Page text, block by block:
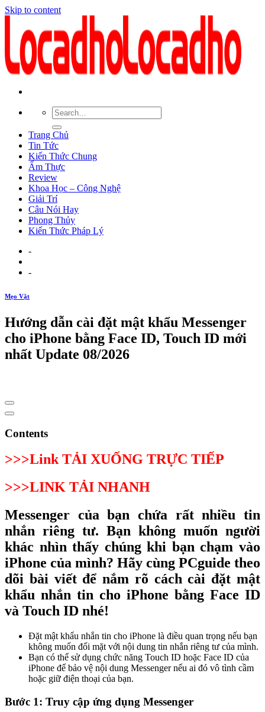
Skip to content
Trang Chủ
Tin Tức
Kiến Thức Chung
Ẩm Thực
Review
Khoa Học – Công Nghệ
Giải Trí
Câu Nói Hay
Phong Thủy
Kiến Thức Pháp Lý
-
-
Mẹo Vặt
Hướng dẫn cài đặt mật khẩu Messenger
cho iPhone bằng Face ID, Touch ID mới
nhất Update 08/2026
Contents
>>>Link TẢI XUỐNG TRỰC TIẾP
>>>LINK TẢI NHANH
Messenger của bạn chứa rất nhiều tin
nhắn riêng tư. Bạn không muốn người
khác nhìn thấy chúng khi bạn chạm vào
iPhone của mình? Hãy cùng PCguide theo
dõi bài viết để nắm rõ cách cài đặt mật
khẩu nhắn tin cho iPhone bằng Face ID
và Touch ID nhé!
Đặt mật khẩu nhắn tin cho iPhone là điều quan trọng nếu bạn
không muốn đối mặt với nội dung tin nhắn riêng tư của mình.
Bạn có thể sử dụng chức năng Touch ID hoặc Face ID của
iPhone để bảo vệ nội dung Messenger nếu ai đó vô tình cầm
hoặc giữ điện thoại của bạn.
Bước 1: Truy cập ứng dụng Messenger